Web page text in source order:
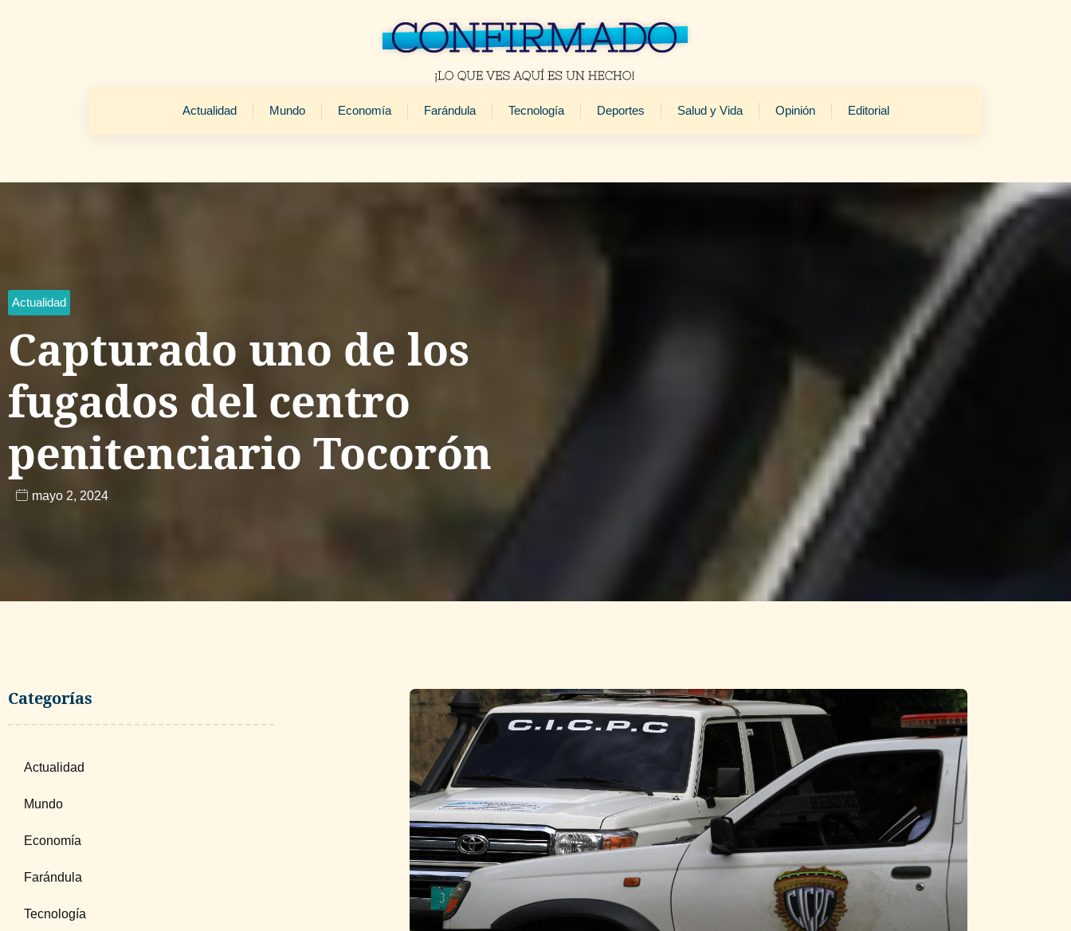
Actualidad Mundo Economía Farándula Tecnología Deportes Salud y Vida Opinión Editorial
Actualidad
Capturado uno de los
fugados del centro
penitenciario Tocorón
mayo 2, 2024
Categorías
Actualidad
Mundo
Economía
Farándula
Tecnología